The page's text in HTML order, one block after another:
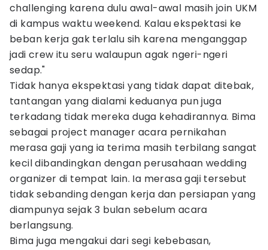
challenging karena dulu awal-awal masih join UKM
di kampus waktu weekend. Kalau ekspektasi ke
beban kerja gak terlalu sih karena menganggap
jadi crew itu seru walaupun agak ngeri-ngeri
sedap."
Tidak hanya ekspektasi yang tidak dapat ditebak,
tantangan yang dialami keduanya pun juga
terkadang tidak mereka duga kehadirannya. Bima
sebagai project manager acara pernikahan
merasa gaji yang ia terima masih terbilang sangat
kecil dibandingkan dengan perusahaan wedding
organizer di tempat lain. Ia merasa gaji tersebut
tidak sebanding dengan kerja dan persiapan yang
diampunya sejak 3 bulan sebelum acara
berlangsung.
Bima juga mengakui dari segi kebebasan,